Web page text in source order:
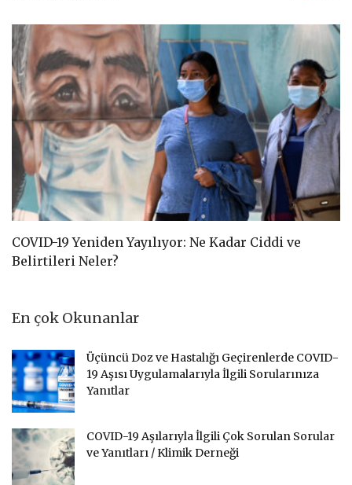
COVID-19 Yeniden Yayılıyor: Ne Kadar Ciddi ve
Belirtileri Neler?
En çok Okunanlar
Üçüncü Doz ve Hastalığı Geçirenlerde COVID-
19 Aşısı Uygulamalarıyla İlgili Sorularınıza
Yanıtlar
COVID-19 Aşılarıyla İlgili Çok Sorulan Sorular
ve Yanıtları / Klimik Derneği